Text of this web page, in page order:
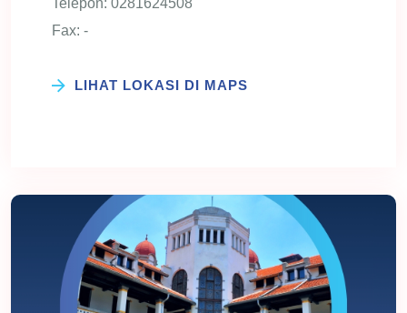
Telepon: 0281624508
Fax: -
LIHAT LOKASI DI MAPS